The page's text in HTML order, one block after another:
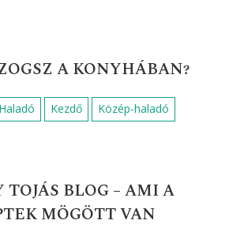
A KONYHÁBAN?
Haladó Kezdő Közép-haladó
BLOG – AMI A
MÖGÖTT VAN